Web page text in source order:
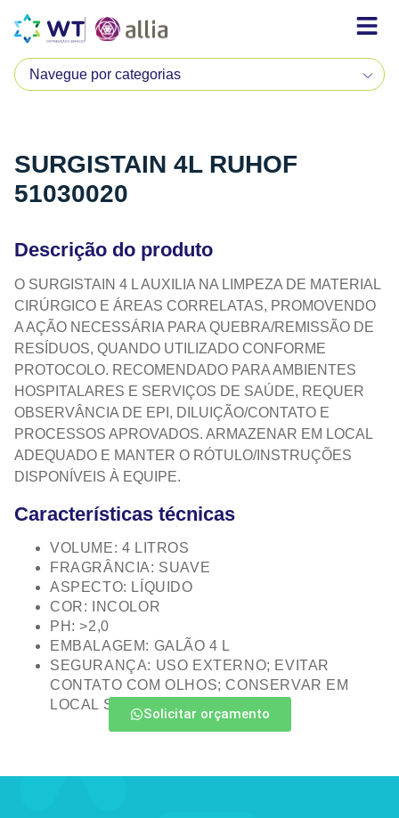
SURGISTAIN 4L RUHOF
51030020
Descrição do produto
O SURGISTAIN 4 L AUXILIA NA LIMPEZA DE MATERIAL
CIRÚRGICO E ÁREAS CORRELATAS, PROMOVENDO
A AÇÃO NECESSÁRIA PARA QUEBRA/REMISSÃO DE
RESÍDUOS, QUANDO UTILIZADO CONFORME
PROTOCOLO. RECOMENDADO PARA AMBIENTES
HOSPITALARES E SERVIÇOS DE SAÚDE, REQUER
OBSERVÂNCIA DE EPI, DILUIÇÃO/CONTATO E
PROCESSOS APROVADOS. ARMAZENAR EM LOCAL
ADEQUADO E MANTER O RÓTULO/INSTRUÇÕES
DISPONÍVEIS À EQUIPE.
Características técnicas
VOLUME: 4 LITROS
FRAGRÂNCIA: SUAVE
ASPECTO: LÍQUIDO
COR: INCOLOR
PH: >2,0
EMBALAGEM: GALÃO 4 L
SEGURANÇA: USO EXTERNO; EVITAR
CONTATO COM OLHOS; CONSERVAR EM
LOCAL SECO E VENTILADO
Solicitar orçamento